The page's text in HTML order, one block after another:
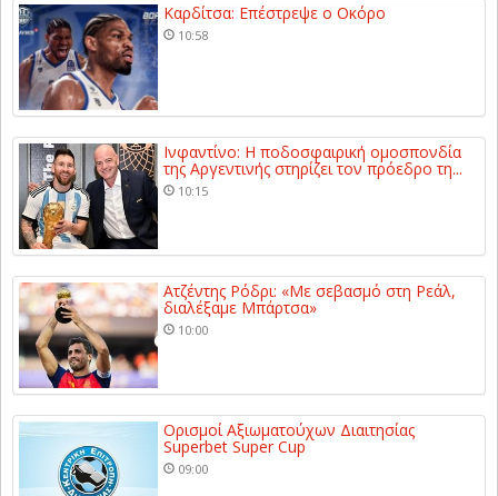
Καρδίτσα: Επέστρεψε ο Οκόρο
10:58
Ινφαντίνο: Η ποδοσφαιρική ομοσπονδία
της Αργεντινής στηρίζει τον πρόεδρο τη...
10:15
Ατζέντης Ρόδρι: «Με σεβασμό στη Ρεάλ,
διαλέξαμε Μπάρτσα»
10:00
Ορισμοί Αξιωματούχων Διαιτησίας
Superbet Super Cup
09:00